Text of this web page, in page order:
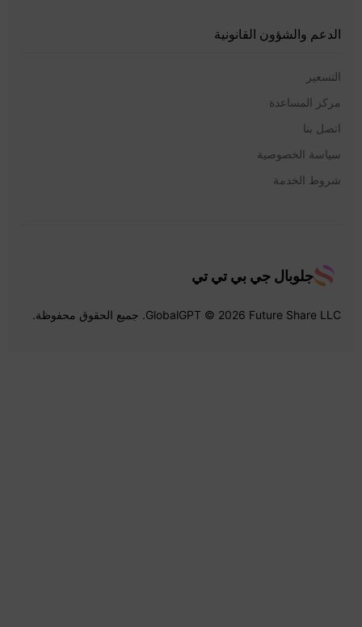
الدعم والشؤون القانونية
التسعير
مركز المساعدة
اتصل بنا
سياسة الخصوصية
شروط الخدمة
جلوبال جي بي تي تي
GlobalGPT © 2026 Future Share LLC. جميع الحقوق محفوظة.